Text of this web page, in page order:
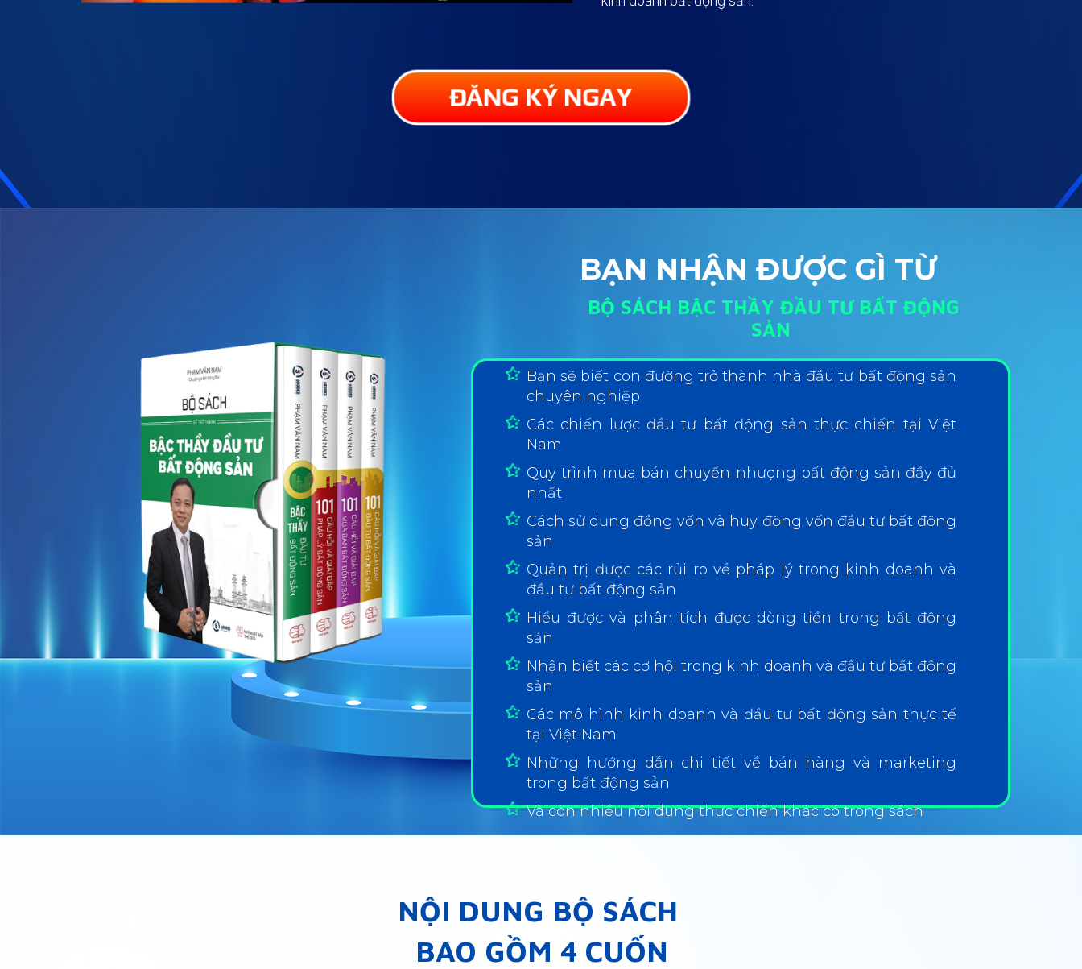
ĐĂNG KÝ NGAY
Bạn sẽ biết con đường trở thành nhà đầu tư bất động sản
chuyên nghiệp
Các chiến lược đầu tư bất động sản thực chiến tại Việt
Nam
Quy trình mua bán chuyển nhượng bất động sản đầy đủ
nhất
Cách sử dụng đồng vốn và huy động vốn đầu tư bất động
sản
Quản trị được các rủi ro về pháp lý trong kinh doanh và
đầu tư bất động sản
Hiểu được và phân tích được dòng tiền trong bất động
sản
Nhận biết các cơ hội trong kinh doanh và đầu tư bất động
sản
Các mô hình kinh doanh và đầu tư bất động sản thực tế
tại Việt Nam
Những hướng dẫn chi tiết về bán hàng và marketing
trong bất động sản
Và còn nhiều nội dung thực chiến khác có trong sách
BỘ SÁCH BẬC THẦY ĐẦU TƯ BẤT ĐỘNG
SẢN
BẠN NHẬN ĐƯỢC GÌ TỪ
NỘI DUNG BỘ SÁCH
BAO GỒM 4 CUỐN